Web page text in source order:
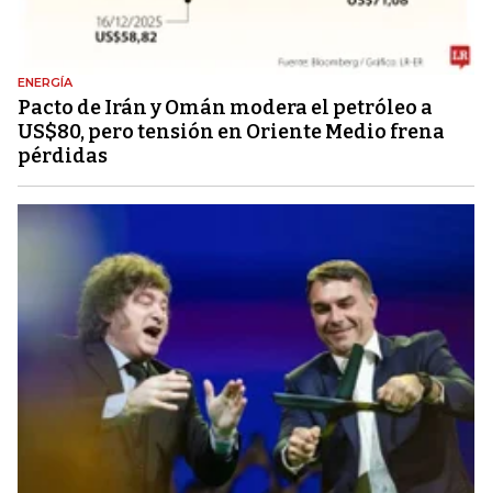
ENERGÍA
Pacto de Irán y Omán modera el petróleo a
US$80, pero tensión en Oriente Medio frena
pérdidas